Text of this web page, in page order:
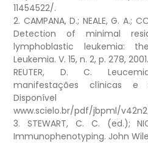
11454522/.
2. CAMPANA, D.; NEALE, G. A.;
Detection of minimal
lymphoblastic leukemia:
Leukemia. V. 15, n. 2, p. 278, 2001.
REUTER, D. C.
manifestações clínicas e
www.scielo.br/pdf/jbpml/
3. STEWART, C. C. (ed.);
Immunophenotyping. John